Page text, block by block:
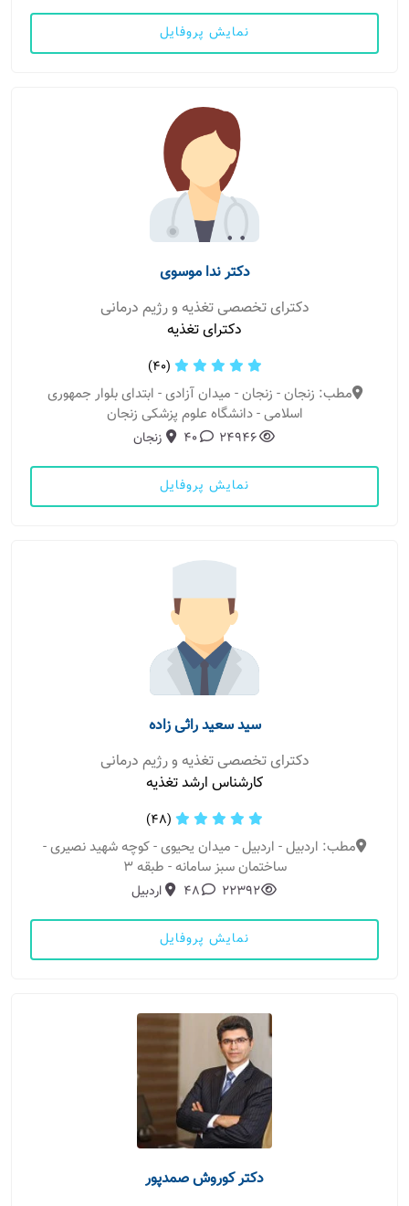
نمایش پروفایل
دکتر ندا موسوی
دکترای تخصصی تغذیه و رژیم درمانی
دکترای تغذیه
(40)
مطب: زنجان - زنجان - میدان آزادی - ابتدای بلوار جمهوری
اسلامی - دانشگاه علوم پزشکی زنجان
24946
40 زنجان
نمایش پروفایل
سید سعید راثی زاده
دکترای تخصصی تغذیه و رژیم درمانی
کارشناس ارشد تغذیه
(48)
مطب: اردبیل - اردبیل - میدان یحیوی - کوچه شهید نصیری -
ساختمان سبز سامانه - طبقه 3
22392
48 اردبیل
نمایش پروفایل
دکتر کوروش صمدپور